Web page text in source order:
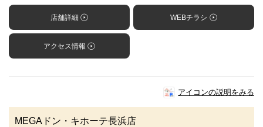
店舗詳細 WEBチラシ
アクセス情報
アイコンの説明をみる
MEGAドン・キホーテ長浜店